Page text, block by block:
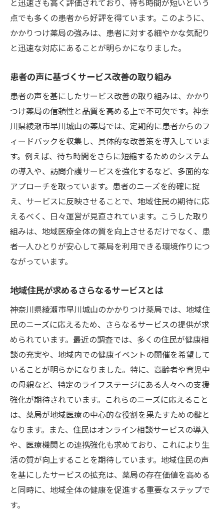
点でも多くの患者から好評を得ています。このように、
かかりつけ薬局の強みは、患者に対する細やかな気配り
と迅速な対応にあることが明らかになりました。
患者の声に基づくサービス改善の取り組み
患者の声を基にしたサービス改善の取り組みは、かかり
つけ薬局の信頼性と品質を高める上で不可欠です。神奈
川県綾瀬市早川城山の薬局では、定期的に患者からのフ
ィードバックを収集し、具体的な改善策を導入していま
す。例えば、待ち時間をさらに短縮するためのシステム
の導入や、訪問介護サービスを強化するなど、多面的な
アプローチを取っています。患者のニーズを的確に捉
え、サービスに反映させることで、地域住民の期待に応
えるべく、日々運営が見直されています。こうした取り
組みは、地域医療全体の質を向上させるだけでなく、患
者一人ひとりが安心して薬局を利用できる環境作りにつ
ながっています。
地域住民が求めるさらなるサービスとは
神奈川県綾瀬市早川城山のかかりつけ薬局では、地域住
民のニーズに応えるため、さらなるサービスの提供が求
められています。最近の調査では、多くの住民が健康相
談の充実や、地域内での健康イベントの開催を希望して
いることが明らかになりました。特に、高齢者や育児中
の母親など、特定のライフステージにある人々への支援
強化が期待されています。これらのニーズに応えること
は、薬局が地域医療の中心的な役割を果たすための鍵と
なります。また、住民はオンライン相談サービスの導入
や、医療機関との連携強化も求めており、これにより生
活の質が向上することを期待しています。地域住民の声
を基にしたサービスの拡充は、薬局の存在価値を高める
と同時に、地域全体の健康を促進する重要なステップで
す。